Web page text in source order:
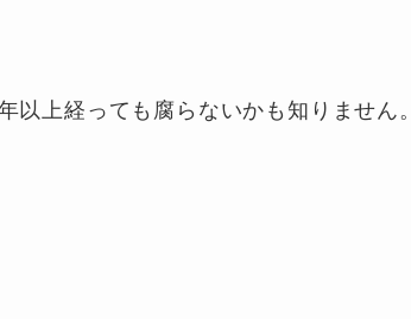
以上経っても腐らないかも知りません。